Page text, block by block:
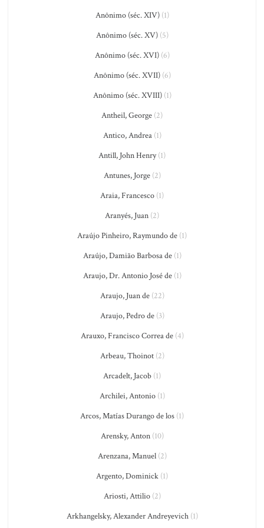
Anônimo (séc. XIV)(1)
Anônimo (séc. XV)(5)
Anônimo (séc. XVI)(6)
Anônimo (séc. XVII)(6)
Anônimo (séc. XVIII)(1)
Antheil, George (2)
Antico, Andrea(1)
Antill, John Henry(1)
Antunes, Jorge(2)
Araia, Francesco (1)
Aranyés, Juan (2)
Araújo Pinheiro, Raymundo de (1)
Araújo, Damião Barbosa de(1)
Araujo, Dr. Antonio José de(1)
Araujo, Juan de(22)
Araujo, Pedro de(3)
Arauxo, Francisco Correa de(4)
Arbeau, Thoinot(2)
Arcadelt, Jacob (1)
Archilei, Antonio(1)
Arcos, Matías Durango de los (1)
Arensky, Anton(10)
Arenzana, Manuel(2)
Argento, Dominick (1)
Ariosti, Attilio(2)
Arkhangelsky, Alexander Andreyevich(1)